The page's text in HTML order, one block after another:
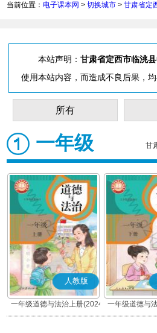
当前位置： 电子课本网 > 切换城市 > 甘肃省定
本站声明： 甘肃省定西市临洮县
使用本站内容，而造成不良后果，
所有
一年级 甘
人教版
一年级道德与法治上册(2024
秋版)(部编版)
一年级道德与
春版)(